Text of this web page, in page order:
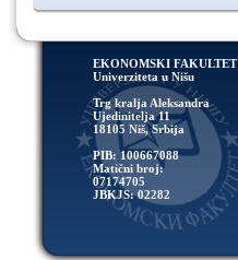
EKONOMSKI FAKULTET
Univerziteta u Nišu
Trg kralja Aleksandra
Ujedinitelja 11
18105 Niš, Srbija
PIB: 100667088
Matični broj:
07174705
JBKJS: 02282